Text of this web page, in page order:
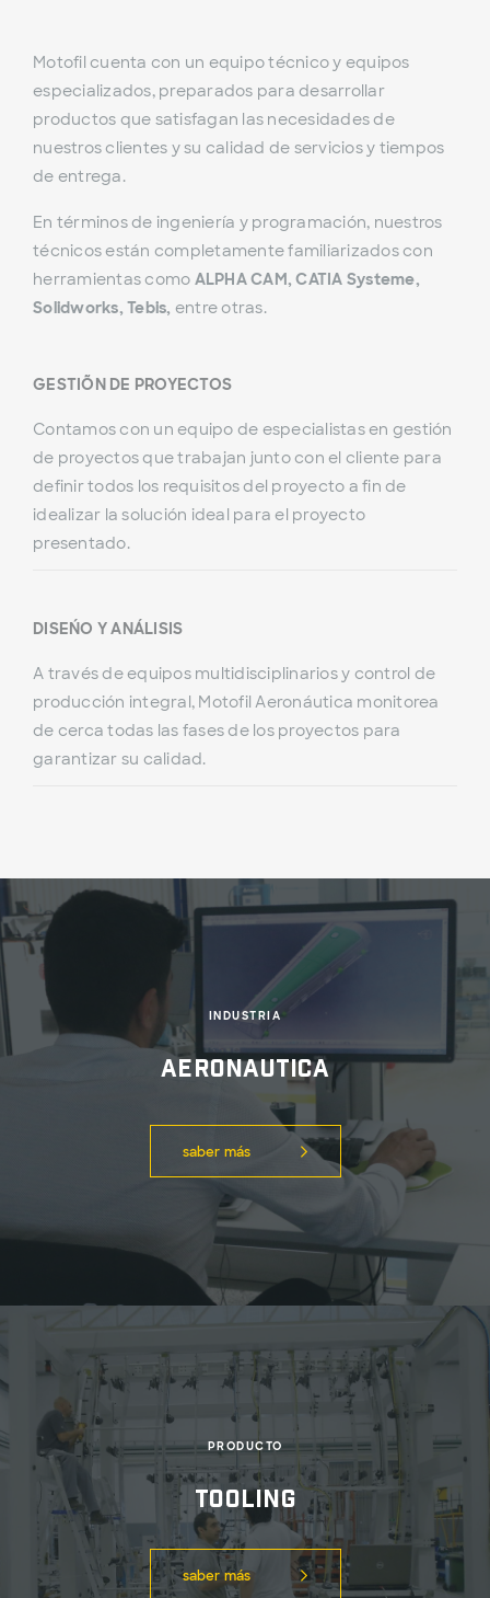
Motofil cuenta con un equipo técnico y equipos
especializados, preparados para desarrollar
productos que satisfagan las necesidades de
nuestros clientes y su calidad de servicios y tiempos
de entrega.
En términos de ingeniería y programación, nuestros
técnicos están completamente familiarizados con
herramientas como ALPHA CAM, CATIA Systeme,
Solidworks, Tebis, entre otras.
GESTIÓN DE PROYECTOS
Contamos con un equipo de especialistas en gestión
de proyectos que trabajan junto con el cliente para
definir todos los requisitos del proyecto a fin de
idealizar la solución ideal para el proyecto
presentado.
DISEÑO Y ANÁLISIS
A través de equipos multidisciplinarios y control de
producción integral, Motofil Aeronáutica monitorea
de cerca todas las fases de los proyectos para
garantizar su calidad.
INDUSTRIA
Aeronautica
saber más
PRODUCTO
tooling
saber más